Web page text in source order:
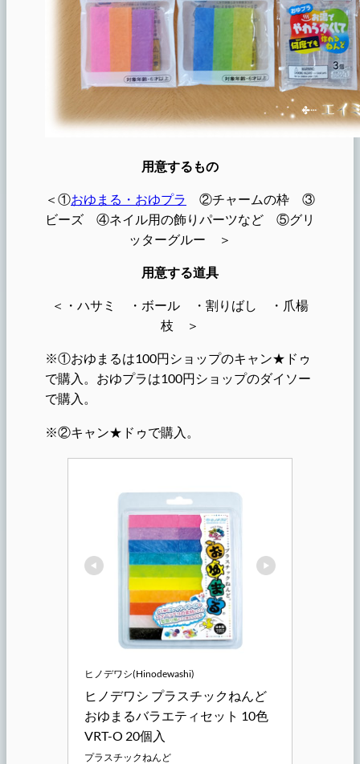
用意するもの
＜①おゆまる・おゆプラ
②チャームの枠 ③
ビーズ ④ネイル用の飾りパーツなど ⑤グリ
ッターグルー ＞
用意する道具
＜・ハサミ ・ボール ・割りばし ・爪楊
枝 ＞
※①おゆまるは100円ショップのキャン★ドゥ
で購入。おゆプラは100円ショップのダイソー
で購入。
※②キャン★ドゥで購入。
ヒノデワシ(Hinodewashi)
ヒノデワシ プラスチックねんど
おゆまるバラエティセット 10色
VRT-O 20個入
プラスチックねんど